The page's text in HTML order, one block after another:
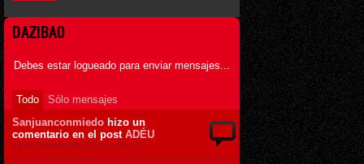
DAZIBAO
Debes estar logueado para enviar mensajes...
Todo
Sólo mensajes
Sanjuanconmiedo hizo un
comentario en el post ADÉU
14 de Febrero de 2013 ás 09:13